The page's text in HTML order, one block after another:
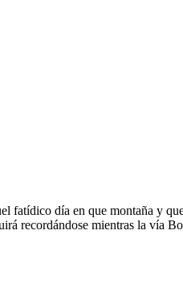
día en que montaña y
recordándose mientras la vía